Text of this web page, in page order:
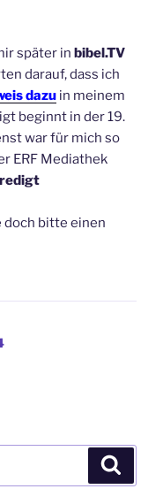
später in bibel.TV
darauf, dass ich
dazu in meinem
beginnt in der 19.
war für mich so
ERF Mediathek
doch bitte einen